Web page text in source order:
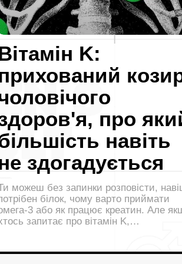
K:
про
навіть
здогадується
можеш без запинки розповісти,
білок, чому варто приймати
3 або як працює креатин. Але
запитає про вітамін K,…